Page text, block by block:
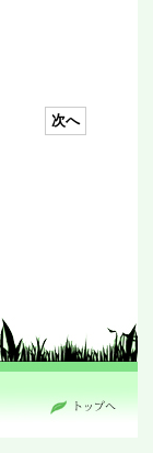
次へ